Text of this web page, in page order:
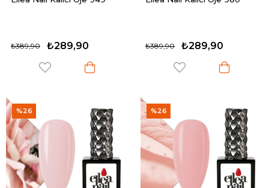
₺289,90
₺389,90 ₺289,90
₺389,90
%26 %26